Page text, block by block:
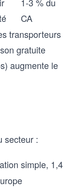
CA
transporteurs
gratuite
augmente le
secteur :
simple, 1,4